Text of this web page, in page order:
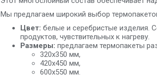
Мы предлагаем широкий выбор
Цвет: белые и серебристые изделия.
продуктов, чувствительных к нагреву.
Размеры: предлагаем термопакеты
320х350 мм,
420х450 мм,
600х550 мм.